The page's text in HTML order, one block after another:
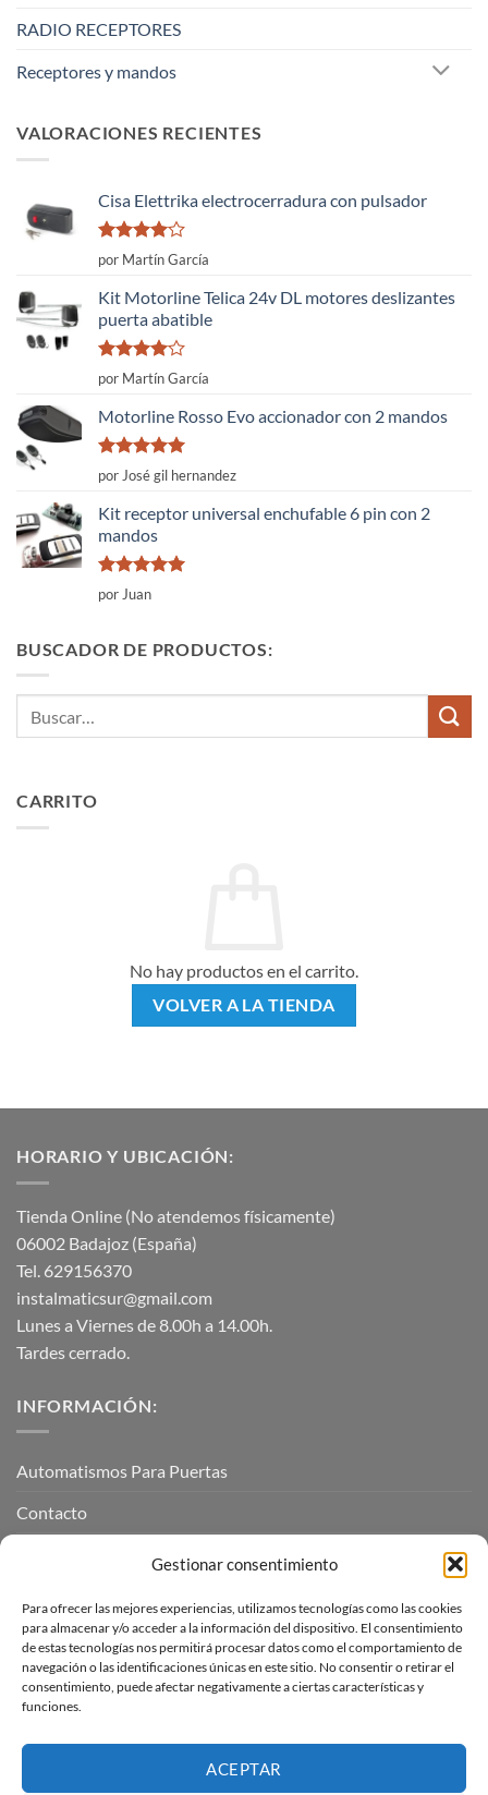
Gestionar consentimiento
Para ofrecer las mejores experiencias, utilizamos tecnologías como las cookies
para almacenar y/o acceder a la información del dispositivo. El consentimiento
de estas tecnologías nos permitirá procesar datos como el comportamiento de
navegación o las identificaciones únicas en este sitio. No consentir o retirar el
consentimiento, puede afectar negativamente a ciertas características y
funciones.
ACEPTAR
RADIO RECEPTORES
Receptores y mandos
VALORACIONES RECIENTES
Cisa Elettrika electrocerradura con pulsador
Valorado
con
5
por Martín García
Kit Motorline Telica 24v DL motores deslizantes
puerta abatible
Valorado
con
5
por Martín García
Motorline Rosso Evo accionador con 2 mandos
Valorado
con
de 5
por José gil hernandez
Kit receptor universal enchufable 6 pin con 2
mandos
Valorado
con
por Juan
BUSCADOR DE PRODUCTOS:
CARRITO
No hay productos en el carrito.
VOLVER A LA TIENDA
HORARIO Y UBICACIÓN:
Tienda Online (No atendemos físicamente)
06002 Badajoz (España)
Tel. 629156370
instalmaticsur@gmail.com
Lunes a Viernes de 8.00h a 14.00h.
Tardes cerrado.
INFORMACIÓN:
Automatismos Para Puertas
Contacto
INFORMACIÓN LEGAL
Aviso Legal